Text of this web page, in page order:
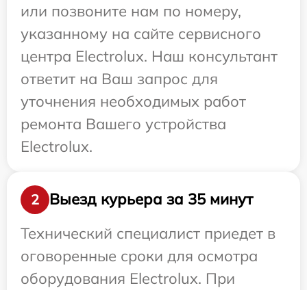
или позвоните нам по номеру,
указанному на сайте сервисного
центра Electrolux. Наш консультант
ответит на Ваш запрос для
уточнения необходимых работ
ремонта Вашего устройства
Electrolux.
2
Выезд курьера за 35 минут
Технический специалист приедет в
оговоренные сроки для осмотра
оборудования Electrolux. При